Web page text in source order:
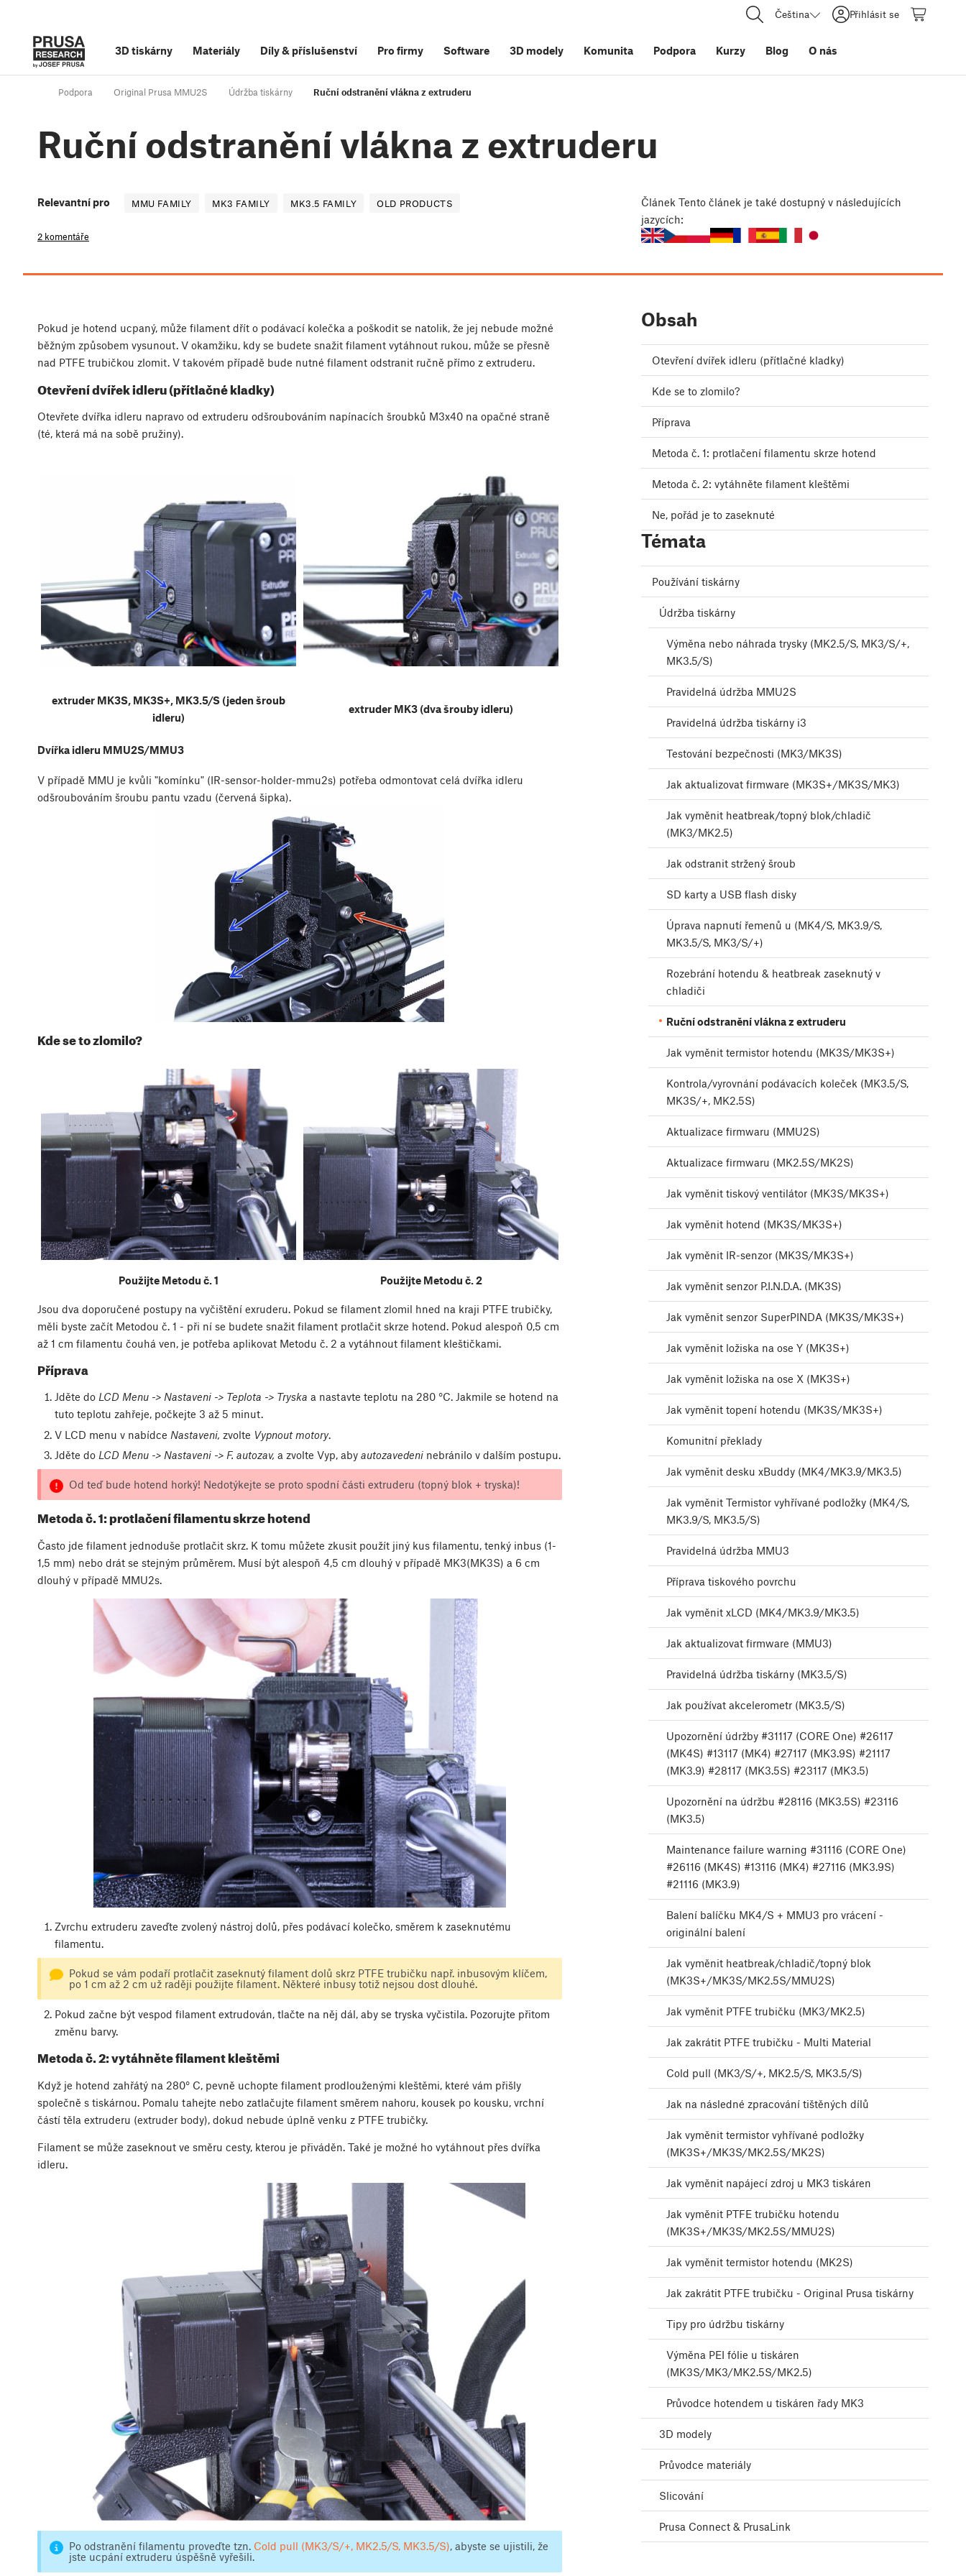
Čeština Přihlásit se
3D tiskárny Materiály Díly& příslušenství Pro firmy Software 3D modely Komunita Podpora Kurzy Blog O nás
Podpora Original Prusa MMU2S Údržba tiskárny Ruční odstranění vlákna z extruderu
Ruční odstranění vlákna z extruderu
Relevantní pro MMU FAMILY MK3 FAMILY MK3.5 FAMILY OLD PRODUCTS
2 komentáře
Článek Tento článek je také dostupný v následujících
jazycích:
Pokud je hotend ucpaný, může filament dřít o podávací kolečka a poškodit se natolik, že jej nebude možné
běžným způsobem vysunout. V okamžiku, kdy se budete snažit filament vytáhnout rukou, může se přesně
nad PTFE trubičkou zlomit. V takovém případě bude nutné filament odstranit ručně přímo z extruderu.
Otevření dvířek idleru (přítlačné kladky)
Otevřete dvířka idleru napravo od extruderu odšroubováním napínacích šroubků M3x40 na opačné straně
(té, která má na sobě pružiny).
extruder MK3S, MK3S+, MK3.5/S (jeden šroub
idleru)
extruder MK3 (dva šrouby idleru)
Dvířka idleru MMU2S/MMU3
V případě MMU je kvůli "komínku" (IR-sensor-holder-mmu2s) potřeba odmontovat celá dvířka idleru
odšroubováním šroubu pantu vzadu (červená šipka).
Kde se to zlomilo?
Použijte Metodu č. 1 Použijte Metodu č. 2
Jsou dva doporučené postupy na vyčištění exruderu. Pokud se filament zlomil hned na kraji PTFE trubičky,
měli byste začít Metodou č. 1 - při ní se budete snažit filament protlačit skrze hotend. Pokud alespoň 0,5 cm
až 1 cm filamentu čouhá ven, je potřeba aplikovat Metodu č. 2 a vytáhnout filament kleštičkami.
Příprava
Jděte do LCD Menu -> Nastaveni -> Teplota -> Tryska a nastavte teplotu na 280 °C. Jakmile se hotend na
tuto teplotu zahřeje, počkejte 3 až 5 minut.
V LCD menu v nabídce Nastaveni, zvolte Vypnout motory.
Jděte do LCD Menu -> Nastaveni -> F. autozav, a zvolte Vyp, aby autozavedeninebránilo v dalším postupu.
Od teď bude hotend horký! Nedotýkejte se proto spodní části extruderu (topný blok + tryska)!
Metoda č. 1: protlačení filamentu skrze hotend
Často jde filament jednoduše protlačit skrz. K tomu můžete zkusit použít jiný kus filamentu, tenký inbus (1-
1,5 mm) nebo drát se stejným průměrem. Musí být alespoň 4,5 cm dlouhý v případě MK3(MK3S) a 6 cm
dlouhý v případě MMU2s.
Zvrchu extruderu zaveďte zvolený nástroj dolů, přes podávací kolečko, směrem k zaseknutému
filamentu.
Pokud se vám podaří protlačit zaseknutý filament dolů skrz PTFE trubičku např. inbusovým klíčem,
po 1 cm až 2 cm už raději použijte filament. Některé inbusy totiž nejsou dost dlouhé.
Pokud začne být vespod filament extrudován, tlačte na něj dál, aby se tryska vyčistila. Pozorujte přitom
změnu barvy.
Metoda č. 2: vytáhněte filament kleštěmi
Když je hotend zahřátý na 280° C, pevně uchopte filament prodlouženými kleštěmi, které vám přišly
společně s tiskárnou. Pomalu tahejte nebo zatlačujte filament směrem nahoru, kousek po kousku, vrchní
částí těla extruderu (extruder body), dokud nebude úplně venku z PTFE trubičky.
Filament se může zaseknout ve směru cesty, kterou je přiváděn. Také je možné ho vytáhnout přes dvířka
idleru.
Po odstranění filamentu proveďte tzn. Cold pull (MK3/S/+, MK2.5/S, MK3.5/S), abyste se ujistili, že
jste ucpání extruderu úspěšně vyřešili.
Obsah
Otevření dvířek idleru (přítlačné kladky)
Kde se to zlomilo?
Příprava
Metoda č. 1: protlačení filamentu skrze hotend
Metoda č. 2: vytáhněte filament kleštěmi
Ne, pořád je to zaseknuté
Témata
Používání tiskárny
Údržba tiskárny
Výměna nebo náhrada trysky (MK2.5/S, MK3/S/+,
MK3.5/S)
Pravidelná údržba MMU2S
Pravidelná údržba tiskárny i3
Testování bezpečnosti (MK3/MK3S)
Jak aktualizovat firmware (MK3S+/MK3S/MK3)
Jak vyměnit heatbreak/topný blok/chladič
(MK3/MK2.5)
Jak odstranit stržený šroub
SD karty a USB flash disky
Úprava napnutí řemenů u (MK4/S, MK3.9/S,
MK3.5/S, MK3/S/+)
Rozebrání hotendu & heatbreak zaseknutý v
chladiči
Ruční odstranění vlákna z extruderu
Jak vyměnit termistor hotendu (MK3S/MK3S+)
Kontrola/vyrovnání podávacích koleček (MK3.5/S,
MK3S/+, MK2.5S)
Aktualizace firmwaru (MMU2S)
Aktualizace firmwaru (MK2.5S/MK2S)
Jak vyměnit tiskový ventilátor (MK3S/MK3S+)
Jak vyměnit hotend (MK3S/MK3S+)
Jak vyměnit IR-senzor (MK3S/MK3S+)
Jak vyměnit senzor P.I.N.D.A. (MK3S)
Jak vyměnit senzor SuperPINDA (MK3S/MK3S+)
Jak vyměnit ložiska na ose Y (MK3S+)
Jak vyměnit ložiska na ose X (MK3S+)
Jak vyměnit topení hotendu (MK3S/MK3S+)
Komunitní překlady
Jak vyměnit desku xBuddy (MK4/MK3.9/MK3.5)
Jak vyměnit Termistor vyhřívané podložky (MK4/S,
MK3.9/S, MK3.5/S)
Pravidelná údržba MMU3
Příprava tiskového povrchu
Jak vyměnit xLCD (MK4/MK3.9/MK3.5)
Jak aktualizovat firmware (MMU3)
Pravidelná údržba tiskárny (MK3.5/S)
Jak používat akcelerometr (MK3.5/S)
Upozornění údržby #31117 (CORE One) #26117
(MK4S) #13117 (MK4) #27117 (MK3.9S) #21117
(MK3.9) #28117 (MK3.5S) #23117 (MK3.5)
Upozornění na údržbu #28116 (MK3.5S) #23116
(MK3.5)
Maintenance failure warning #31116 (CORE One)
#26116 (MK4S) #13116 (MK4) #27116 (MK3.9S)
#21116 (MK3.9)
Balení balíčku MK4/S + MMU3 pro vrácení -
originální balení
Jak vyměnit heatbreak/chladič/topný blok
(MK3S+/MK3S/MK2.5S/MMU2S)
Jak vyměnit PTFE trubičku (MK3/MK2.5)
Jak zakrátit PTFE trubičku - Multi Material
Cold pull (MK3/S/+, MK2.5/S, MK3.5/S)
Jak na následné zpracování tištěných dílů
Jak vyměnit termistor vyhřívané podložky
(MK3S+/MK3S/MK2.5S/MK2S)
Jak vyměnit napájecí zdroj u MK3 tiskáren
Jak vyměnit PTFE trubičku hotendu
(MK3S+/MK3S/MK2.5S/MMU2S)
Jak vyměnit termistor hotendu (MK2S)
Jak zakrátit PTFE trubičku - Original Prusa tiskárny
Tipy pro údržbu tiskárny
Výměna PEI fólie u tiskáren
(MK3S/MK3/MK2.5S/MK2.5)
Průvodce hotendem u tiskáren řady MK3
3D modely
Průvodce materiály
Slicování
Prusa Connect & PrusaLink